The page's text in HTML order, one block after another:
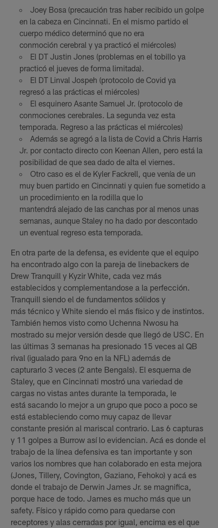
Joey Bosa (precaución tras haber recibido un golpe
en la cabeza en Cincinnati. En el mismo partido el
cuerpo médico determinó que no era
conmoción cerebral y ya practicó el miércoles)
El DT Justin Jones (problemas en el tobillo ya
practicó el jueves de forma limitada).
El DT Linval Jospeh (protocolo de Covid ya
regresó a las prácticas el miércoles)
El esquinero Asante Samuel Jr. (protocolo de
conmociones cerebrales. La segunda vez esta
temporada. Regreso a las prácticas el miércoles)
Además se agregó a la lista de Covid a Chris Harris
Jr. por contacto directo con Keenan Allen, pero está la
posibilidad de que sea dado de alta el viernes.
Otro caso es el de Kyler Fackrell, que venía de un
muy buen partido en Cincinnati y quien fue sometido a
un procedimiento en la rodilla que lo
mantendrá alejado de las canchas por al menos unas
semanas, aunque Staley no ha dado por descontado
un eventual regreso esta temporada.
En otra parte de la defensa, es evidente que el equipo
ha encontrado algo con la pareja de linebackers de
Drew Tranquill y Kyzir White, cada vez más
establecidos y complementandose a la perfección.
Tranquill siendo el de fundamentos sólidos y
más técnico y White siendo el más físico y de instintos.
También hemos visto como Uchenna Nwosu ha
mostrado su mejor versión desde que llegó de USC. En
las últimas 3 semanas ha presionado 15 veces al QB
rival (igualado para 9no en la NFL) además de
capturarlo 3 veces (2 ante Bengals). El esquema de
Staley, que en Cincinnati mostró una variedad de
cargas no vistas antes durante la temporada, le
está sacando lo mejor a un grupo que poco a poco se
está estableciendo como muy capaz de llevar
constante presión al mariscal contrario. Las 6 capturas
y 11 golpes a Burrow así lo evidencian. Acá es donde el
trabajo de la línea defensiva es tan importante y son
varios los nombres que han colaborado en esta mejora
(Jones, Tillery, Covington, Gaziano, Fehoko) y acá es
donde el trabajo de Derwin James Jr. se magnifica,
porque hace de todo. James es mucho más que un
safety. Físico y rápido como para quedarse con
receptores y alas cerradas por igual, encima es el que